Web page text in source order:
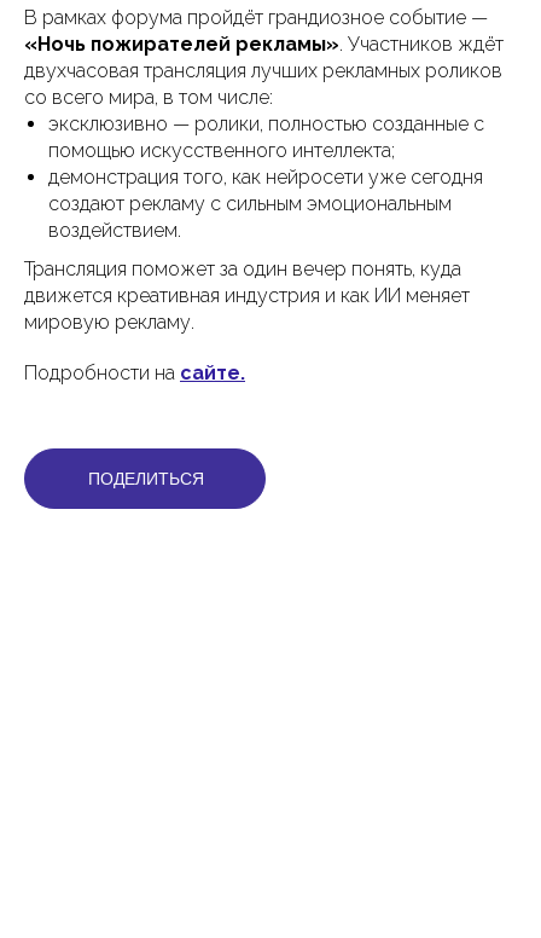
В рамках форума пройдёт грандиозное событие —
«Ночь пожирателей рекламы». Участников ждёт
двухчасовая трансляция лучших рекламных роликов
со всего мира, в том числе:
эксклюзивно — ролики, полностью созданные с
помощью искусственного интеллекта;
демонстрация того, как нейросети уже сегодня
создают рекламу с сильным эмоциональным
воздействием.
Трансляция поможет за один вечер понять, куда
движется креативная индустрия и как ИИ меняет
мировую рекламу.
Подробности на сайте.
ПОДЕЛИТЬСЯ